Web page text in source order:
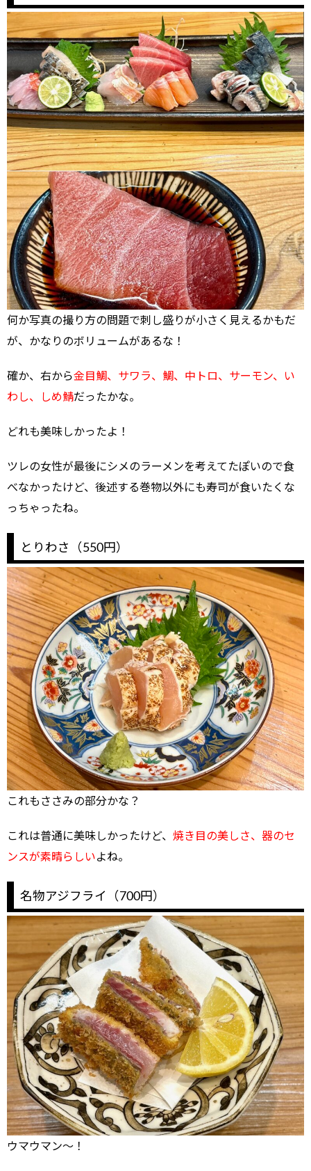
何か写真の撮り方の問題で刺し盛りが小さく見えるかもだ
が、かなりのボリュームがあるな！
確か、右から金目鯛、サワラ、鯛、中トロ、サーモン、い
わし、しめ鯖だったかな。
どれも美味しかったよ！
ツレの女性が最後にシメのラーメンを考えてたぽいので食
べなかったけど、後述する巻物以外にも寿司が食いたくな
っちゃったね。
とりわさ（550円）
これもささみの部分かな？
これは普通に美味しかったけど、 焼き目の美しさ、器のセ
ンスが素晴らしいよね。
名物アジフライ（700円）
ウマウマン～！